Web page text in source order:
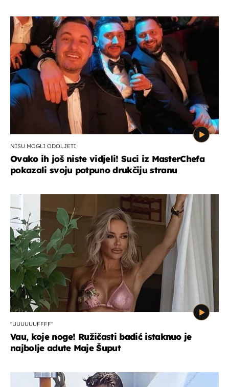
NISU MOGLI ODOLJETI
Ovako ih još niste vidjeli! Suci iz MasterChefa
pokazali svoju potpuno drukčiju stranu
"UUUUUUFFFF"
Vau, koje noge! Ružičasti badić istaknuo je
najbolje adute Maje Šuput